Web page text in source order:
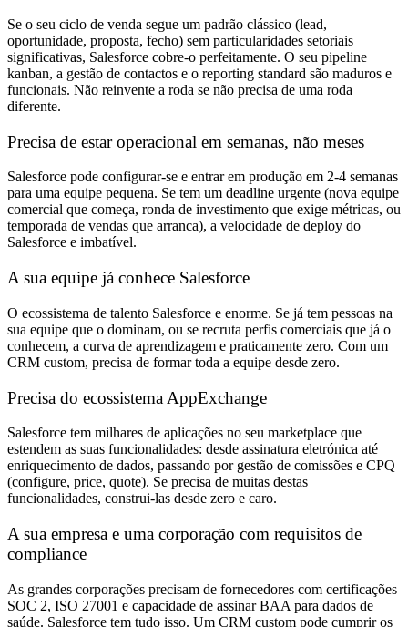
Se o seu ciclo de venda segue um padrão clássico (lead,
oportunidade, proposta, fecho) sem particularidades setoriais
significativas, Salesforce cobre-o perfeitamente. O seu pipeline
kanban, a gestão de contactos e o reporting standard são maduros e
funcionais. Não reinvente a roda se não precisa de uma roda
diferente.
Precisa de estar operacional em semanas, não meses
Salesforce pode configurar-se e entrar em produção em 2-4 semanas
para uma equipe pequena. Se tem um deadline urgente (nova equipe
comercial que começa, ronda de investimento que exige métricas, ou
temporada de vendas que arranca), a velocidade de deploy do
Salesforce e imbatível.
A sua equipe já conhece Salesforce
O ecossistema de talento Salesforce e enorme. Se já tem pessoas na
sua equipe que o dominam, ou se recruta perfis comerciais que já o
conhecem, a curva de aprendizagem e praticamente zero. Com um
CRM custom, precisa de formar toda a equipe desde zero.
Precisa do ecossistema AppExchange
Salesforce tem milhares de aplicações no seu marketplace que
estendem as suas funcionalidades: desde assinatura eletrónica até
enriquecimento de dados, passando por gestão de comissões e CPQ
(configure, price, quote). Se precisa de muitas destas
funcionalidades, construi-las desde zero e caro.
A sua empresa e uma corporação com requisitos de
compliance
As grandes corporações precisam de fornecedores com certificações
SOC 2, ISO 27001 e capacidade de assinar BAA para dados de
saúde. Salesforce tem tudo isso. Um CRM custom pode cumprir os